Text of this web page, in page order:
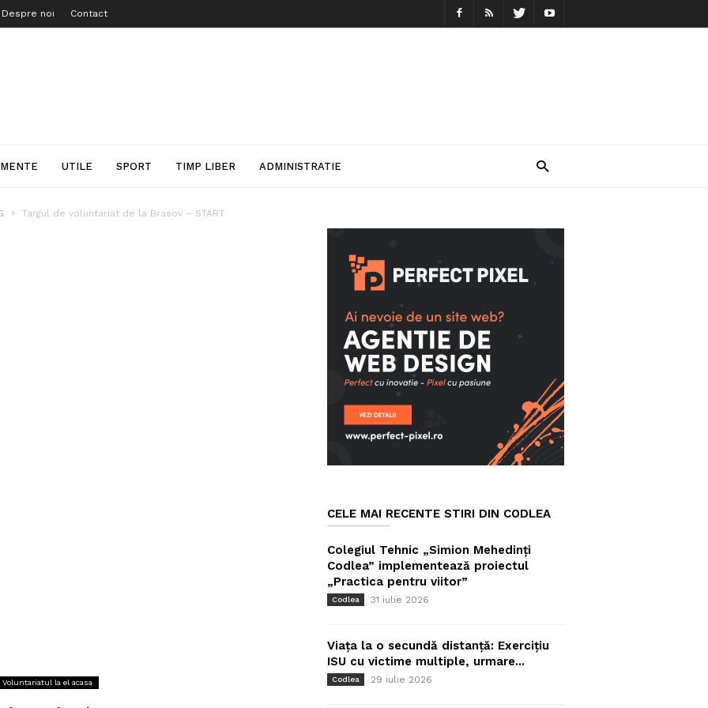
Despre noi Contact
UTILE SPORT TIMP LIBER ADMINISTRATIE
Targul de voluntariat de la Brasov – START
Voluntariatul la el acasa
CELE MAI RECENTE STIRI DIN CODLEA
Colegiul Tehnic „Simion Mehedinți
Codlea” implementează proiectul
„Practica pentru viitor”
Codlea 31 iulie 2026
Viața la o secundă distanță: Exercițiu
ISU cu victime multiple, urmare...
Codlea 29 iulie 2026